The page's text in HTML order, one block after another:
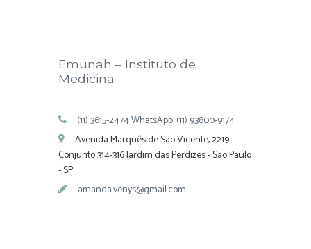
Emunah – Instituto de
Medicina
(11) 3615-2474 WhatsApp: (11) 93800-9174
Avenida Marquês de São Vicente, 2219
Conjunto 314-316 Jardim das Perdizes - São Paulo
- SP
amanda.venys@gmail.com